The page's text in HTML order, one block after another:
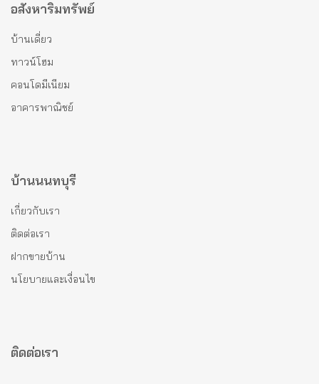
อสังหาริมทรัพย์
บ้านเดี่ยว
ทาวน์โฮม
คอนโดมีเนียม
อาคารพาณิชย์
บ้านนนทบุรี
เกี่ยวกับเรา
ติดต่อเรา
ฝากขายบ้าน
นโยบายและเงื่อนไข
ติดต่อเรา